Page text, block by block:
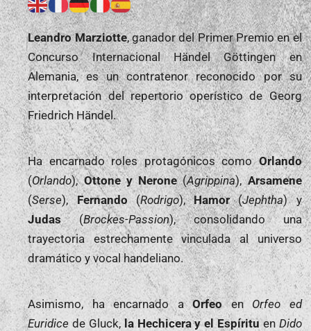
Leandro Marziotte, ganador del Primer Premio en el
Concurso Internacional Händel Göttingen en
Alemania, es un contratenor reconocido por su
interpretación del repertorio operístico de Georg
Friedrich Händel.
Ha encarnado roles protagónicos comoOrlando
(Orlando),Ottone y Nerone(Agrippina),Arsamene
(Serse),Fernando (Rodrigo),Hamor(Jephtha) y
Judas(Brockes-Passion), consolidando una
trayectoria estrechamente vinculada al universo
dramático y vocal handeliano.
Asimismo, ha encarnado aOrfeoen Orfeo ed
Euridice de Gluck,la Hechicera y el Espírituen Dido